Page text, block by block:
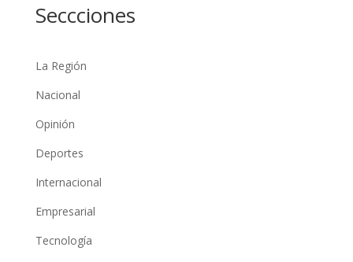
Seccciones
La Región
Nacional
Opinión
Deportes
Internacional
Empresarial
Tecnología